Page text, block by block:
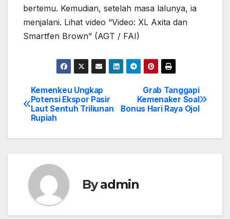
bertemu. Kemudian, setelah masa lalunya, ia
menjalani. Lihat video “Video: XL Axita dan
Smartfen Brown” (AGT / FAI)
Post
navigation
Grab Tanggapi
Kemenaker Soal
Bonus Hari Raya Ojol
Kemenkeu Ungkap
Potensi Ekspor Pasir
Laut Sentuh Triliunan
Rupiah
Byadmin